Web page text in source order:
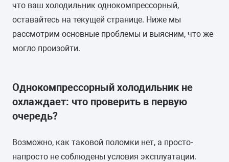
что ваш холодильник однокомпрессорный,
оставайтесь на текущей странице. Ниже мы
рассмотрим основные проблемы и выясним, что же
могло произойти.
Однокомпрессорный холодильник не
охлаждает: что проверить в первую
очередь?
Возможно, как таковой поломки нет, а просто-
напросто не соблюдены условия эксплуатации.